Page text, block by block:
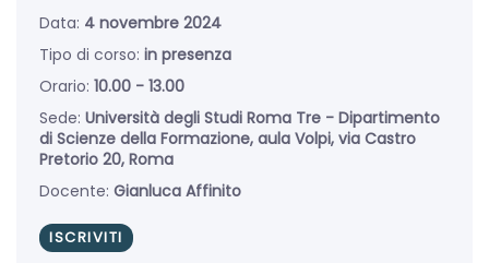
Data: 4 novembre 2024
Tipo di corso: in presenza
Orario: 10.00 - 13.00
Sede: Università degli Studi Roma Tre - Dipartimento
di Scienze della Formazione, aula Volpi, via Castro
Pretorio 20, Roma
Docente: Gianluca Affinito
ISCRIVITI